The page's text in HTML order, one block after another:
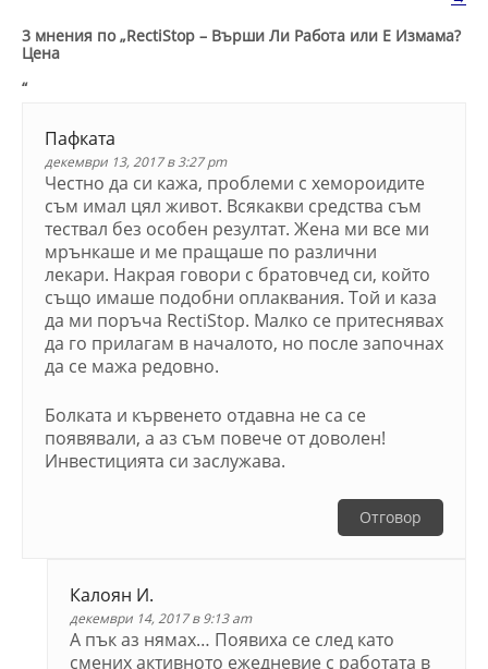
3 мнения по „RectiStop – Върши Ли Работа или Е Измама?
Цена
“
Пафката
декември 13, 2017 в 3:27 pm
Честно да си кажа, проблеми с хемороидите
съм имал цял живот. Всякакви средства съм
тествал без особен резултат. Жена ми все ми
мрънкаше и ме пращаше по различни
лекари. Накрая говори с братовчед си, който
също имаше подобни оплаквания. Той и каза
да ми поръча RectiStop. Малко се притеснявах
да го прилагам в началото, но после започнах
да се мажа редовно.
Болката и кървенето отдавна не са се
появявали, а аз съм повече от доволен!
Инвестицията си заслужава.
Отговор
Калоян И.
декември 14, 2017 в 9:13 am
А пък аз нямах… Появиха се след като
смених активното ежедневие с работата в